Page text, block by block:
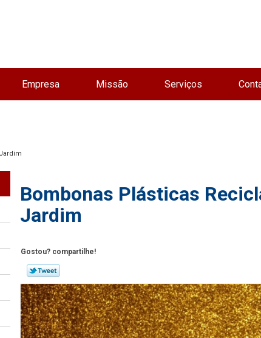
Empresa Missão Serviços
Bombonas Plásticas
Jardim
Gostou? compartilhe!